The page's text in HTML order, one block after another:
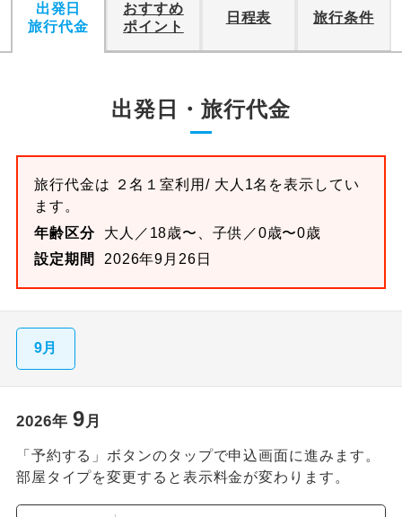
出発日
旅行代金
おすすめ
ポイント
日程表 旅行条件
出発日・旅行代金
旅行代金は ２名１室利用/ 大人1名を表示してい
ます。
年齢区分
大人／18歳〜、子供／0歳〜0歳
設定期間
2026年9月26日
9月
2026年 9月
「予約する」ボタンのタップで申込画面に進みます。
部屋タイプを変更すると表示料金が変わります。